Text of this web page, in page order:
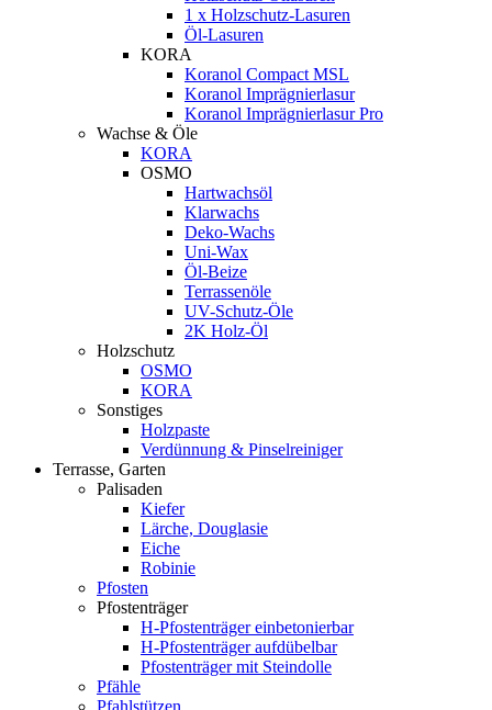
1 x Holzschutz-Lasuren
Öl-Lasuren
KORA
Koranol Compact MSL
Koranol Imprägnierlasur
Koranol Imprägnierlasur Pro
Wachse & Öle
KORA
OSMO
Hartwachsöl
Klarwachs
Deko-Wachs
Uni-Wax
Öl-Beize
Terrassenöle
UV-Schutz-Öle
2K Holz-Öl
Holzschutz
OSMO
KORA
Sonstiges
Holzpaste
Verdünnung & Pinselreiniger
Terrasse, Garten
Palisaden
Kiefer
Lärche, Douglasie
Eiche
Robinie
Pfosten
Pfostenträger
H-Pfostenträger einbetonierbar
H-Pfostenträger aufdübelbar
Pfostenträger mit Steindolle
Pfähle
Pfahlstützen